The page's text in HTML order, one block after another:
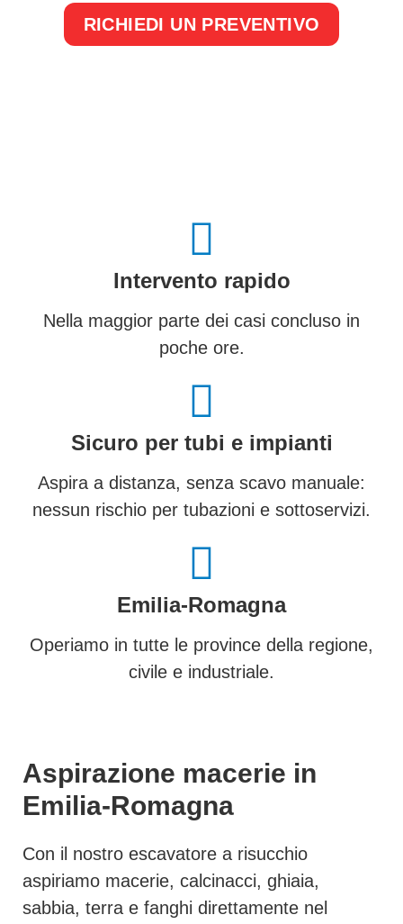
RICHIEDI UN PREVENTIVO
Intervento rapido
Nella maggior parte dei casi concluso in
poche ore.
Sicuro per tubi e impianti
Aspira a distanza, senza scavo manuale:
nessun rischio per tubazioni e sottoservizi.
Emilia-Romagna
Operiamo in tutte le province della regione,
civile e industriale.
Aspirazione macerie in
Emilia-Romagna
Con il nostro escavatore a risucchio
aspiriamo macerie, calcinacci, ghiaia,
sabbia, terra e fanghi direttamente nel